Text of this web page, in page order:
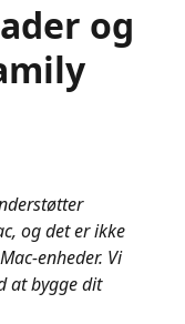
og
og det er ikke
enheder. Vi
at bygge dit